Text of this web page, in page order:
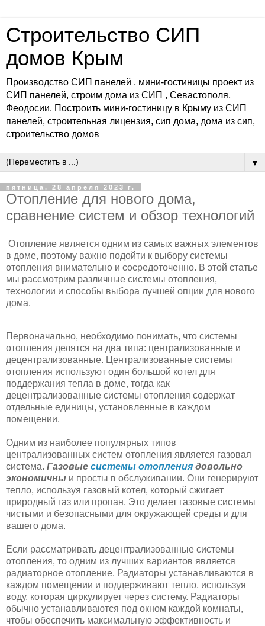
Строительство СИП
домов Крым
Производство СИП панелей , мини-гостиницы проект из
СИП панелей, строим дома из СИП , Севастополя,
Феодосии. Построить мини-гостиницу в Крыму из СИП
панелей, строительная лицензия, сип дома, дома из сип,
строительство домов
▼
пятница, 28 апреля 2023 г.
Отопление для нового дома,
сравнение систем и обзор технологий
Отопление является одним из самых важных элементов
в доме, поэтому важно подойти к выбору системы
отопления внимательно и сосредоточенно. В этой статье
мы рассмотрим различные системы отопления,
технологии и способы выбора лучшей опции для нового
дома.
Первоначально, необходимо понимать, что системы
отопления делятся на два типа: централизованные и
децентрализованные. Централизованные системы
отопления используют один большой котел для
поддержания тепла в доме, тогда как
децентрализованные системы отопления содержат
отдельные единицы, установленные в каждом
помещении.
Одним из наиболее популярных типов
централизованных систем отопления является газовая
система. Газовые системы отопления довольно
экономичны и просты в обслуживании. Они генерируют
тепло, используя газовый котел, который сжигает
природный газ или пропан. Это делает газовые системы
чистыми и безопасными для окружающей среды и для
вашего дома.
Если рассматривать децентрализованные системы
отопления, то одним из лучших вариантов является
радиаторное отопление. Радиаторы устанавливаются в
каждом помещении и поддерживают тепло, используя
воду, которая циркулирует через систему. Радиаторы
обычно устанавливаются под окном каждой комнаты,
чтобы обеспечить максимальную эффективность и